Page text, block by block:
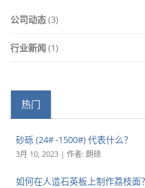
公司动态(3)
行业新闻(1)
热门
砂砾 (24# -1500#) 代表什么？
3月 10, 2023 | 作者: 朗硕
如何在人造石英板上制作荔枝面？